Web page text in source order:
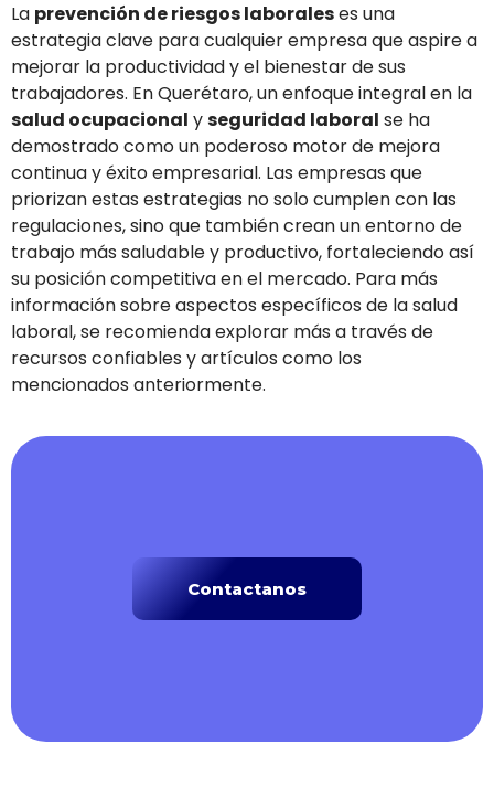
La prevención de riesgos laboraleses una
estrategia clave para cualquier empresa que aspire a
mejorar la productividad y el bienestar de sus
trabajadores. En Querétaro, un enfoque integral en la
salud ocupacional yseguridad laboral se ha
demostrado como un poderoso motor de mejora
continua y éxito empresarial. Las empresas que
priorizan estas estrategias no solo cumplen con las
regulaciones, sino que también crean un entorno de
trabajo más saludable y productivo, fortaleciendo así
su posición competitiva en el mercado. Para más
información sobre aspectos específicos de la salud
laboral, se recomienda explorar más a través de
recursos confiables y artículos como los
mencionados anteriormente.
Contactanos